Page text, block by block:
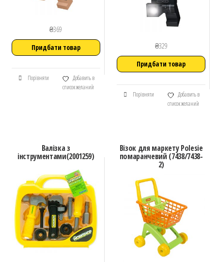
₴369
Придбати товар
Порівняти
Добавить в
список желаний
₴329
Придбати товар
Порівняти
Добавить в
список желаний
Валізка з
інструментами(2001259)
Візок для маркету Polesie
помаранчевий (7438/7438-
2)